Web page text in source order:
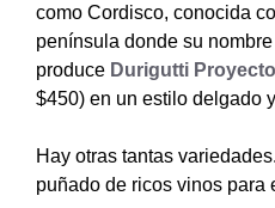
como Cordisco, conocida
península donde su
produce Durigutti
$450) en un estilo delgado
Hay otras tantas
puñado de ricos vinos para